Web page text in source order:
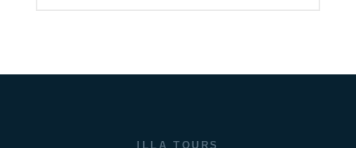
ILLA TOURS